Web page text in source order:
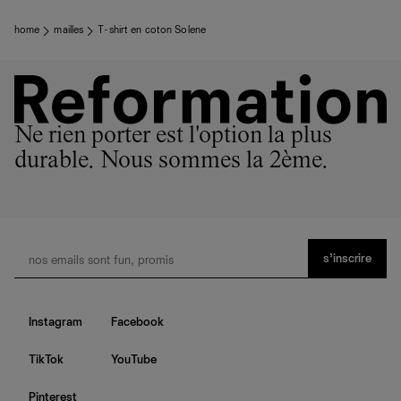
home mailles T-shirt en coton Solene
Ne rien porter est l'option la plus
durable. Nous sommes la 2ème.
s’inscrire
Instagram Facebook
TikTok YouTube
Pinterest